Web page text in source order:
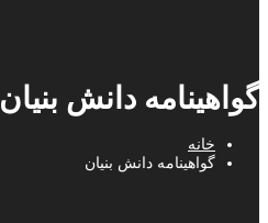
گواهینامه دانش بنیان
خانه
گواهینامه دانش بنیان